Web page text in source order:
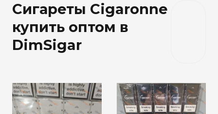
Сигареты Cigaronne
купить оптом в
DimSigar